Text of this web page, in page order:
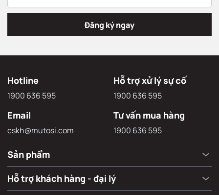
Đăng ký ngay
Hotline
1900 636 595
Hỗ trợ xử lý sự cố
1900 636 595
Email
cskh@mutosi.com
Tư vấn mua hàng
1900 636 595
Sản phẩm
Hỗ trợ khách hàng - đại lý